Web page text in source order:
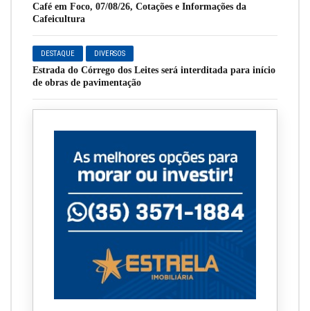
Café em Foco, 07/08/26, Cotações e Informações da
Cafeicultura
DESTAQUE DIVERSOS
Estrada do Córrego dos Leites será interditada para início
de obras de pavimentação